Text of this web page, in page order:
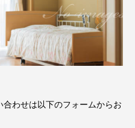
わせは以下のフォームからお